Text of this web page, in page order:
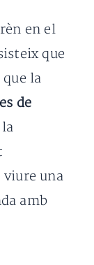
en el
que
la
de
viure una
amb